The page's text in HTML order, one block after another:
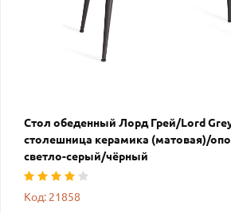
Стол обеденный Лорд Грей/Lord
столешница керамика (матовая)/
светло-серый/чёрный
Код: 21858